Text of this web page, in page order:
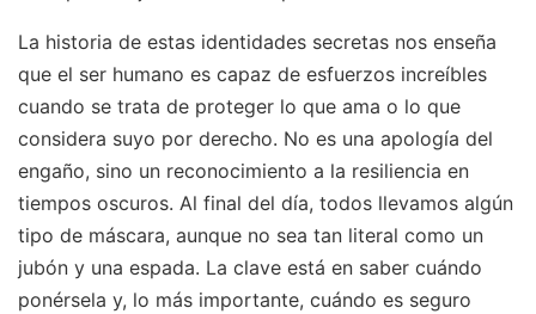
La historia de estas identidades secretas nos enseña
que el ser humano es capaz de esfuerzos increíbles
cuando se trata de proteger lo que ama o lo que
considera suyo por derecho. No es una apología del
engaño, sino un reconocimiento a la resiliencia en
tiempos oscuros. Al final del día, todos llevamos algún
tipo de máscara, aunque no sea tan literal como un
jubón y una espada. La clave está en saber cuándo
ponérsela y, lo más importante, cuándo es seguro